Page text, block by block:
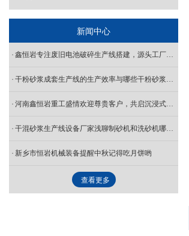
新闻中心
鑫恒岩专注废旧电池破碎生产线搭建，源头工厂，按需定制
干粉砂浆成套生产线的生产效率与哪些干粉砂浆设备厂家的技术水平有关？
河南鑫恒岩重工盛情欢迎尊贵客户，共启沉浸式参观交流之旅
干混砂浆生产线设备厂家浅聊制砂机和洗砂机哪个效果比较好?
新乡市恒岩机械装备提醒中秋记得吃月饼哟
查看更多